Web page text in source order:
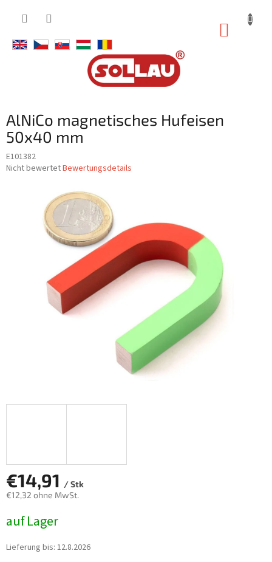
AlNiCo magnetisches Hufeisen
50x40 mm
E101382
Die
Produktbewertung
Nicht bewertetBewertungsdetails
€14,91 / Stk
€12,32 ohne MwSt.
auf Lager
Lieferung bis: 12.8.2026